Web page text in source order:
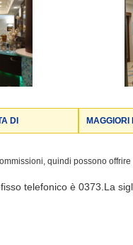
DI MAGGIORI
quindi possono offrire
telefonico è 0373.La